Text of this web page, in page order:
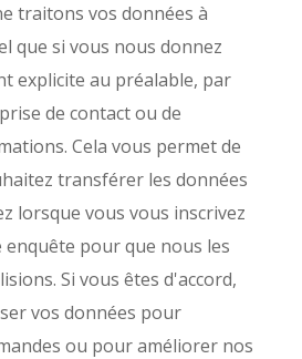
traitons vos données à
que si vous nous donnez
explicite au préalable, par
de contact ou de
Cela vous permet de
transférer les données
lorsque vous vous inscrivez
pour que nous les
Si vous êtes d'accord,
vos données pour
ou pour améliorer nos